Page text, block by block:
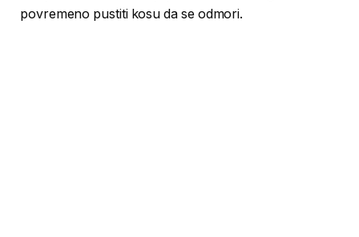
povremeno pustiti kosu da se odmori.